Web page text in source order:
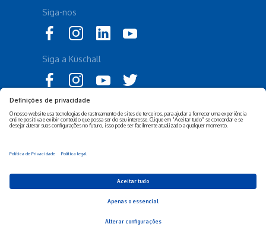
Declaração de Acessibilidade
Política Legal Invacare
Cookies Invacare
Siga-nos
Siga a Küschall